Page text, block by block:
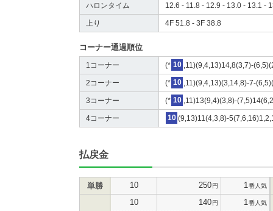
ハロンタイム 12.6 - 11.8 - 12.9 - 13.0 - 13.1 -
上り 4F 51.8 - 3F 38.8
コーナー通過順位
1コーナー (* 10 ,11)(9,4,13)14,8(3,7)-
2コーナー (* 10 ,11)(9,4,13)(3,14,8)-7-
3コーナー (* 10 ,11)13(9,4)(3,8)-
4コーナー 10 (9,13)11(4,3,8)-
払戻金
単勝 10 250円 1 番人気
10 140円 1 番人気